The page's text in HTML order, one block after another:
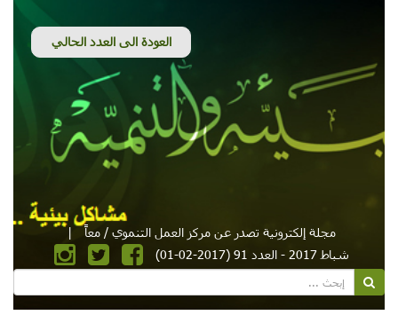
مجلة إلكترونية تصدر عن مركز العمل التنموي / معاً
|
شباط 2017 - العدد 91 (2017-02-01)